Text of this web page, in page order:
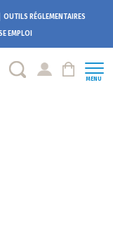
OUTILS RÉGLEMENTAIRES
EMPLOI
MENU